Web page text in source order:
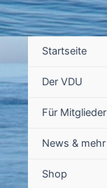
Startseite
Der VDU
Für Mitglieder
News & mehr
Shop